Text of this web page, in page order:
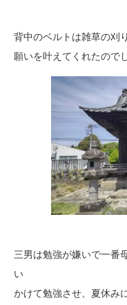
背中のベルトは雑草の刈
願いを叶えてくれたので
三男は勉強が嫌いで一番
い
かけて勉強させ、夏休み